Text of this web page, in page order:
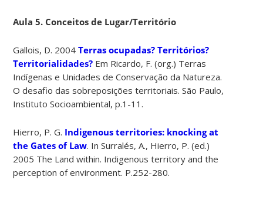
Aula 5. Conceitos de Lugar/Território
Gallois, D. 2004Terras ocupadas? Territórios?
Territorialidades? Em Ricardo, F. (org.) Terras
Indígenas e Unidades de Conservação da Natureza.
O desafio das sobreposições territoriais. São Paulo,
Instituto Socioambiental, p.1-11.
Hierro, P. G. Indigenous territories: knocking at
the Gates of Law. In Surralés, A., Hierro, P. (ed.)
2005 The Land within. Indigenous territory and the
perception of environment. P.252-280.